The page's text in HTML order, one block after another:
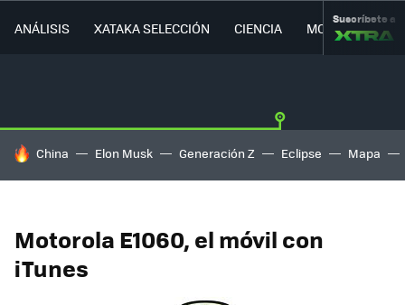
ANÁLISIS XATAKA SELECCIÓN CIENCIA MOVILIDAD
Suscríbete a
HOY SE HABLA DE
China Elon Musk Generación Z Eclipse Mapa
Motorola E1060, el móvil con
iTunes